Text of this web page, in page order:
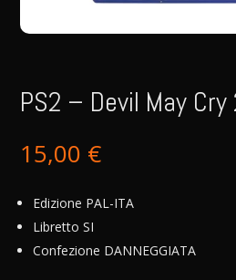
PS2 – Devil May Cry
15,00 €
Edizione PAL-ITA
Libretto SI
Confezione DANNEGGIATA